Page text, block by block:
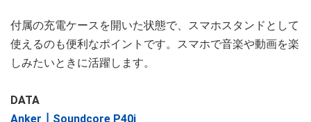
付属の充電ケースを開いた状態で、スマホスタンドとして
使えるのも便利なポイントです。スマホで音楽や動画を楽
しみたいときに活躍します。
DATA
Anker┃Soundcore P40i